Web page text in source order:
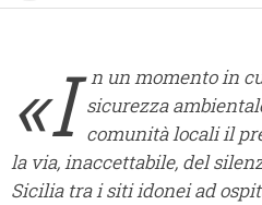
«I
n un momento in
sicurezza
comunità locali il
la via, inaccettabile, del
Sicilia tra i siti idonei ad